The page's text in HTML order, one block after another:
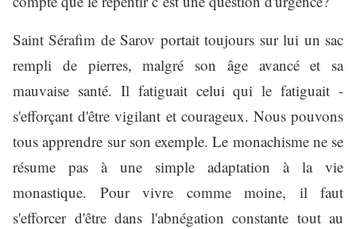
Saint Sérafim de Sarov portait toujours sur lui un sac
rempli de pierres, malgré son âge avancé et sa
mauvaise santé. Il fatiguait celui qui le fatiguait -
s'efforçant d'être vigilant et courageux. Nous pouvons
tous apprendre sur son exemple. Le monachisme ne se
résume pas à une simple adaptation à la vie
monastique. Pour vivre comme moine, il faut
s'efforcer d'être dans l'abnégation constante tout au